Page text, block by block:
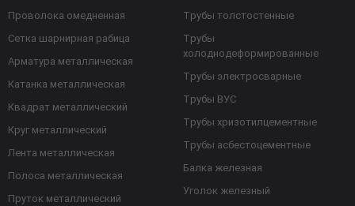
Проволока омедненная
Сетка шарнирная рабица
Арматура металлическая
Катанка металлическая
Квадрат металлический
Круг металлический
Лента металлическая
Полоса металлическая
Пруток металлический
Трубы толстостенные
Трубы
холоднодеформированные
Трубы электросварные
Трубы ВУС
Трубы хризотилцементные
Трубы асбестоцементные
Балка железная
Уголок железный